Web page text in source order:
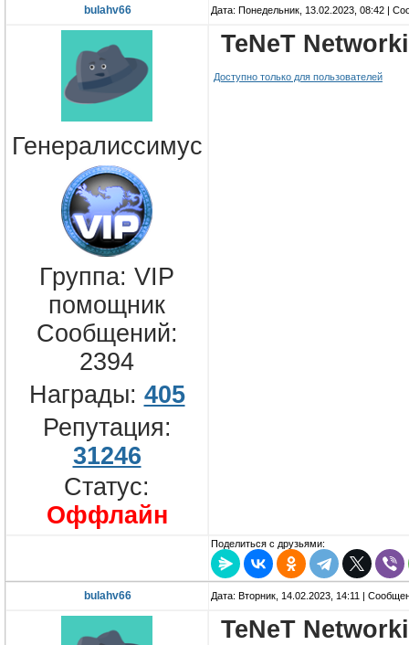
bulahv66 Дата: Понедельник, 13.02.2023, 08:42 |
Генералиссимус
Группа: VIP
помощник
Сообщений:
2394
Награды: 405
Репутация:
31246
Статус:
Оффлайн
TeNeT
Доступно только для пользователей
Поделиться с друзьями:
bulahv66 Дата: Вторник, 14.02.2023, 14:11 |
TeNeT